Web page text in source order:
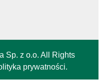
Sp. z o.o. All Rights
prywatności.